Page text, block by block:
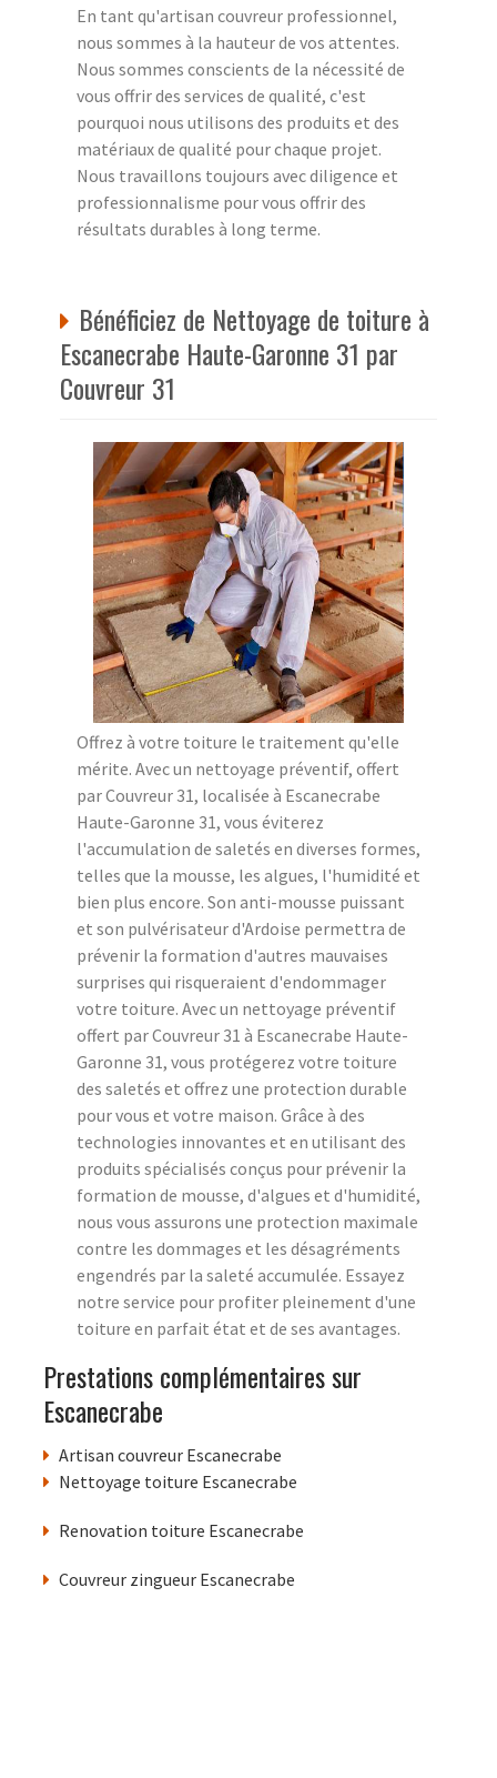
En tant qu'artisan couvreur professionnel,
nous sommes à la hauteur de vos attentes.
Nous sommes conscients de la nécessité de
vous offrir des services de qualité, c'est
pourquoi nous utilisons des produits et des
matériaux de qualité pour chaque projet.
Nous travaillons toujours avec diligence et
professionnalisme pour vous offrir des
résultats durables à long terme.
Bénéficiez de Nettoyage de toiture à
Escanecrabe Haute-Garonne 31 par
Couvreur 31
Offrez à votre toiture le traitement qu'elle
mérite. Avec un nettoyage préventif, offert
par Couvreur 31, localisée à Escanecrabe
Haute-Garonne 31, vous éviterez
l'accumulation de saletés en diverses formes,
telles que la mousse, les algues, l'humidité et
bien plus encore. Son anti-mousse puissant
et son pulvérisateur d'Ardoise permettra de
prévenir la formation d'autres mauvaises
surprises qui risqueraient d'endommager
votre toiture. Avec un nettoyage préventif
offert par Couvreur 31 à Escanecrabe Haute-
Garonne 31, vous protégerez votre toiture
des saletés et offrez une protection durable
pour vous et votre maison. Grâce à des
technologies innovantes et en utilisant des
produits spécialisés conçus pour prévenir la
formation de mousse, d'algues et d'humidité,
nous vous assurons une protection maximale
contre les dommages et les désagréments
engendrés par la saleté accumulée. Essayez
notre service pour profiter pleinement d'une
toiture en parfait état et de ses avantages.
Prestations complémentaires sur
Escanecrabe
Artisan couvreur Escanecrabe
Nettoyage toiture Escanecrabe
Renovation toiture Escanecrabe
Couvreur zingueur Escanecrabe